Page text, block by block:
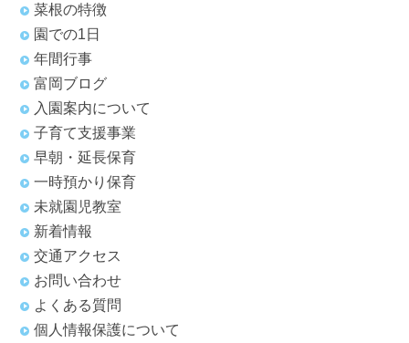
菜根の特徴
園での1日
年間行事
富岡ブログ
入園案内について
子育て支援事業
早朝・延長保育
一時預かり保育
未就園児教室
新着情報
交通アクセス
お問い合わせ
よくある質問
個人情報保護について